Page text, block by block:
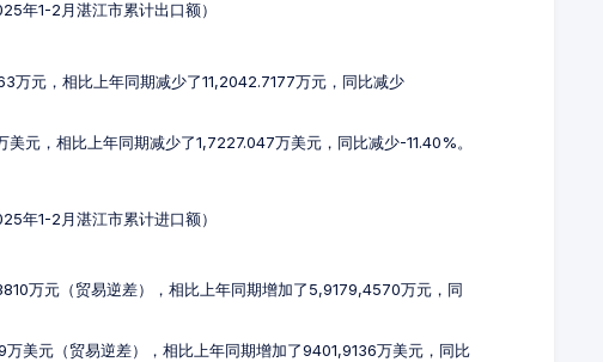
年1-2月湛江市累计出口额）
元，相比上年同期减少了11,2042.7177万元，同比减少
元，相比上年同期减少了1,7227.047万美元，同比减少-11.40%。
年1-2月湛江市累计进口额）
万元（贸易逆差），相比上年同期增加了5,9179,4570万元，同
美元（贸易逆差），相比上年同期增加了9401,9136万美元，同比